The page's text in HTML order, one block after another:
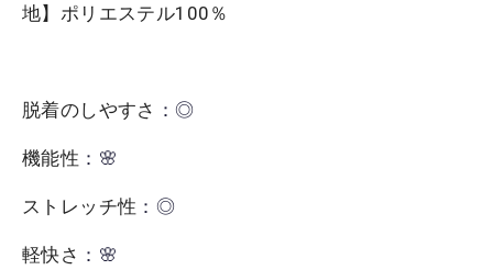
地】ポリエステル100％
脱着のしやすさ ：◎
機能性 ：🌸
ストレッチ性 ：◎
軽快さ ：🌸